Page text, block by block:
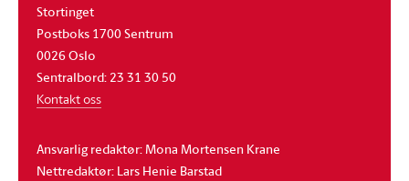
Stortinget
Postboks 1700 Sentrum
0026 Oslo
Sentralbord: 23 31 30 50
Kontakt oss
Ansvarlig redaktør: Mona Mortensen Krane
Nettredaktør: Lars Henie Barstad